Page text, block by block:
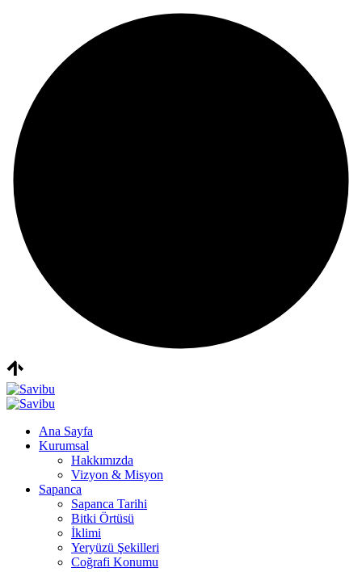
Ana Sayfa
Kurumsal
Hakkımızda
Vizyon & Misyon
Sapanca
Sapanca Tarihi
Bitki Örtüsü
İklimi
Yeryüzü Şekilleri
Coğrafi Konumu